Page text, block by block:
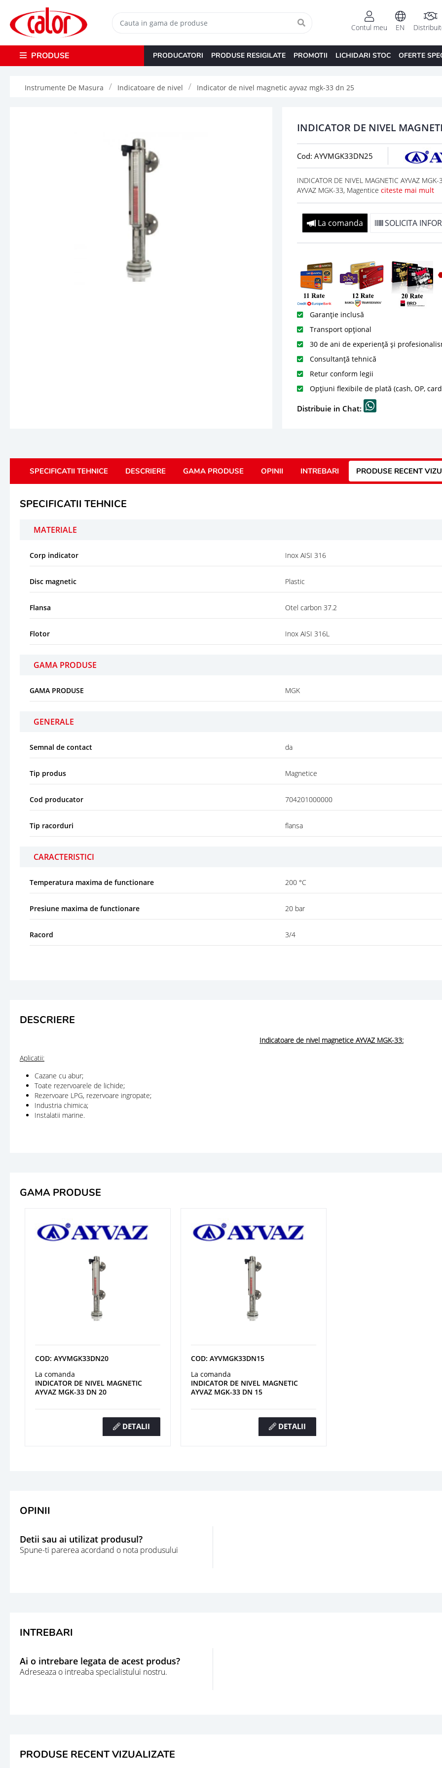
EN
Contul meu
PRODUSE PRODUCATORI PRODUSE RESIGILATE PROMOTII LICHIDARI STOC OFERTE
Instrumente De Masura Indicatoare de nivel Indicator de nivel magnetic ayvaz mgk-33 dn 25
INDICATOR DE NIVEL
Cod: AYVMGK33DN25
INDICATOR DE NIVEL MAGNETIC AYVAZ
AYVAZ MGK-33, Magentice citeste mai mult
La comanda SOLICITA
Garanție inclusă
Transport opțional
30 de ani de experiență și
Consultanță tehnică
Retur conform legii
Opțiuni flexibile de plată (cash, OP,
Distribuie in Chat:
SPECIFICATII TEHNICE DESCRIERE GAMA PRODUSE OPINII INTREBARI PRODUSE RECENT
SPECIFICATII TEHNICE
MATERIALE
Corp indicator Inox AISI 316
Disc magnetic Plastic
Flansa Otel carbon 37.2
Flotor Inox AISI 316L
GAMA PRODUSE
GAMA PRODUSE MGK
GENERALE
Semnal de contact da
Tip produs Magnetice
Cod producator 704201000000
Tip racorduri flansa
CARACTERISTICI
Temperatura maxima de functionare 200 °C
Presiune maxima de functionare 20 bar
Racord 3/4
DESCRIERE
Indicatoare de nivel magnetice AYVAZ MGK-33:
Aplicatii:
Cazane cu abur;
Toate rezervoarele de lichide;
Rezervoare LPG, rezervoare ingropate;
Industria chimica;
Instalatii marine.
GAMA PRODUSE
COD: AYVMGK33DN20
La comanda
INDICATOR DE NIVEL MAGNETIC
AYVAZ MGK-33 DN 20
DETALII
COD: AYVMGK33DN15
La comanda
INDICATOR DE NIVEL MAGNETIC
AYVAZ MGK-33 DN 15
DETALII
OPINII
Detii sau ai utilizat produsul?
Spune-ti parerea acordand o nota produsului
INTREBARI
Ai o intrebare legata de acest produs?
Adreseaza o intreaba specialistului nostru.
PRODUSE RECENT VIZUALIZATE